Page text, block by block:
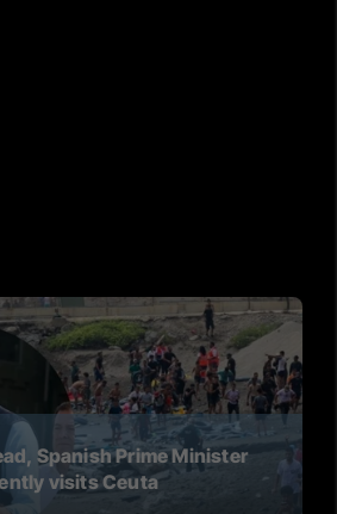
Spanish Prime Minister
visits Ceuta